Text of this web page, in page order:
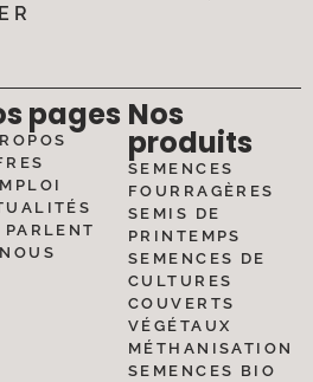
pages Nos
produits
SEMENCES
FOURRAGÈRES
SEMIS DE
PRINTEMPS
SEMENCES DE
CULTURES
COUVERTS
VÉGÉTAUX
MÉTHANISATION
SEMENCES BIO